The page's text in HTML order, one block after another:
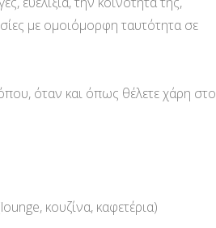
με ομοιόμορφη ταυτότητα σε
όταν και όπως θέλετε χάρη στο
κουζίνα, καφετέρια)